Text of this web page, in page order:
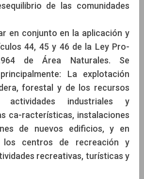
de las comunidades
conjunto en la aplicación y
44, 45 y 46 de la Ley Pro-
de Área Naturales. Se
La explotación
forestal y de los recursos
actividades industriales y
ca-racterísticas, instalaciones
de nuevos edificios, y en
los centros de recreación y
recreativas, turísticas y